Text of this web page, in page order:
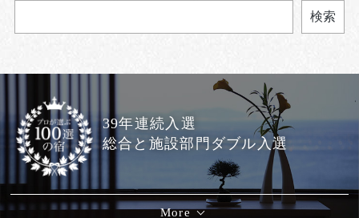
検索
39年連続入選
総合と施設部門ダブル入選
More